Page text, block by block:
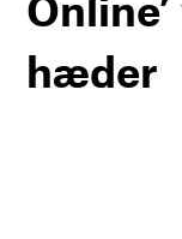
hæder